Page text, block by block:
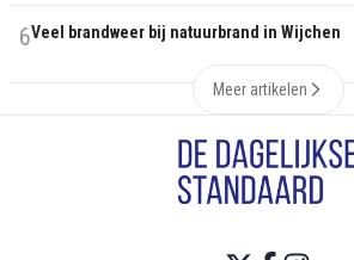
6Veel brandweer bij natuurbrand in Wijchen
Meer artikelen